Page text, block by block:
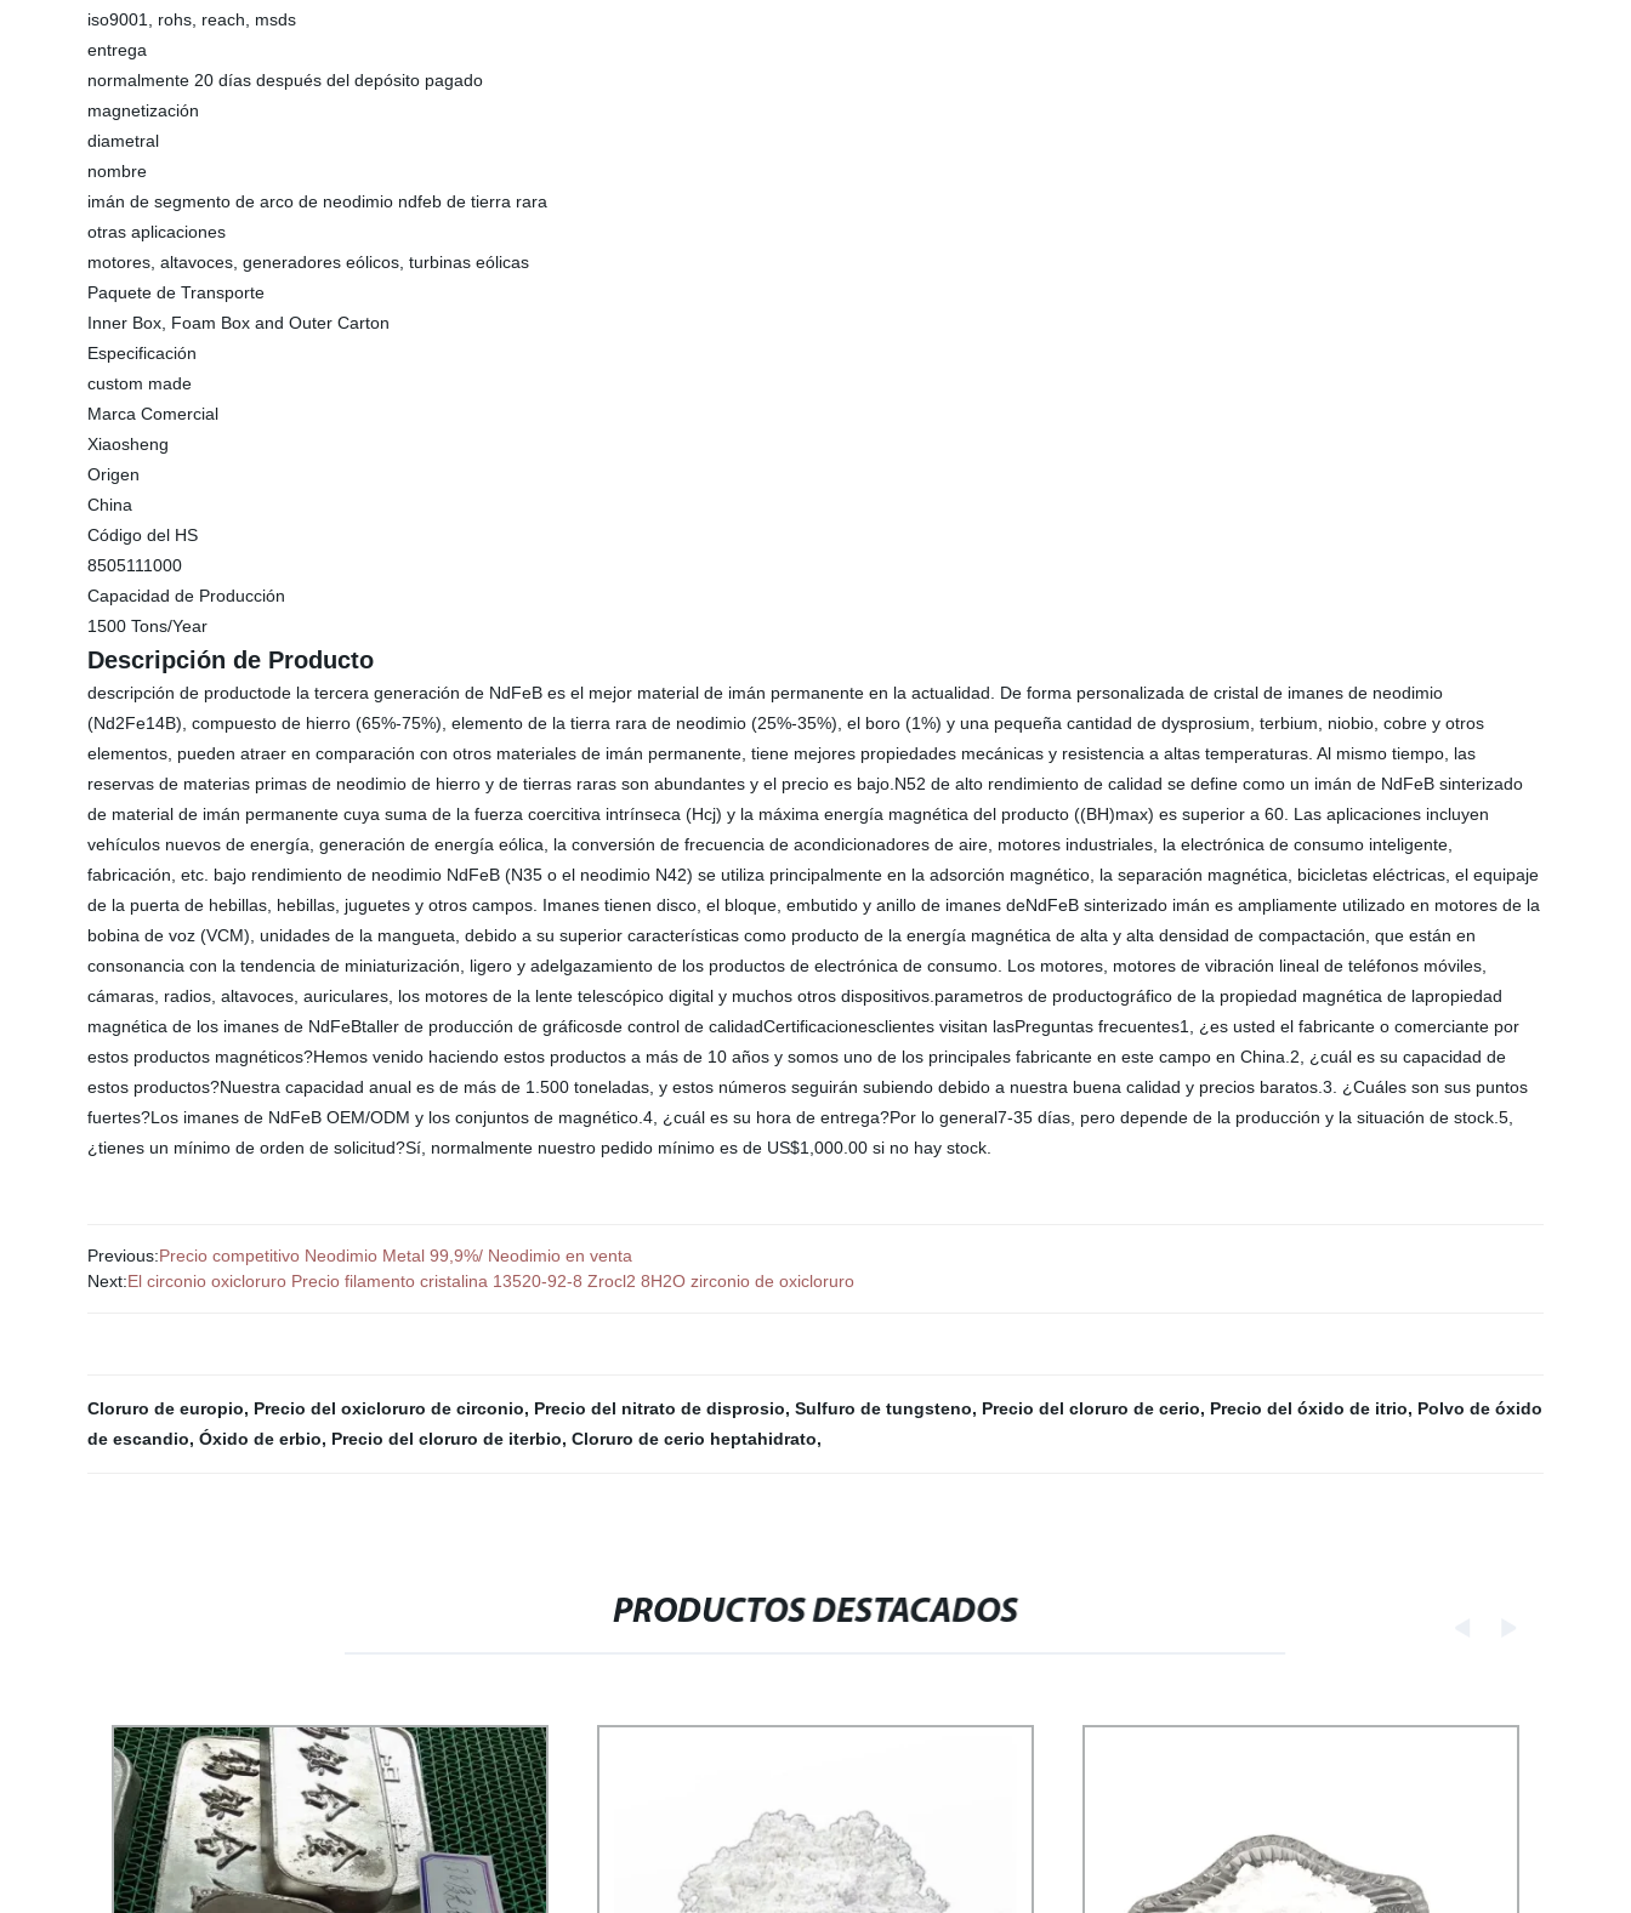
iso9001, rohs, reach, msds
entrega
normalmente 20 días después del depósito pagado
magnetización
diametral
nombre
imán de segmento de arco de neodimio ndfeb de tierra rara
otras aplicaciones
motores, altavoces, generadores eólicos, turbinas eólicas
Paquete de Transporte
Inner Box, Foam Box and Outer Carton
Especificación
custom made
Marca Comercial
Xiaosheng
Origen
China
Código del HS
8505111000
Capacidad de Producción
1500 Tons/Year
Descripción de Producto
descripción de productode la tercera generación de NdFeB es el mejor material de imán permanente en la actualidad. De forma personalizada de cristal de imanes de neodimio
(Nd2Fe14B), compuesto de hierro (65%-75%), elemento de la tierra rara de neodimio (25%-35%), el boro (1%) y una pequeña cantidad de dysprosium, terbium, niobio, cobre y otros
elementos, pueden atraer en comparación con otros materiales de imán permanente, tiene mejores propiedades mecánicas y resistencia a altas temperaturas. Al mismo tiempo, las
reservas de materias primas de neodimio de hierro y de tierras raras son abundantes y el precio es bajo.N52 de alto rendimiento de calidad se define como un imán de NdFeB sinterizado
de material de imán permanente cuya suma de la fuerza coercitiva intrínseca (Hcj) y la máxima energía magnética del producto ((BH)max) es superior a 60. Las aplicaciones incluyen
vehículos nuevos de energía, generación de energía eólica, la conversión de frecuencia de acondicionadores de aire, motores industriales, la electrónica de consumo inteligente,
fabricación, etc. bajo rendimiento de neodimio NdFeB (N35 o el neodimio N42) se utiliza principalmente en la adsorción magnético, la separación magnética, bicicletas eléctricas, el equipaje
de la puerta de hebillas, hebillas, juguetes y otros campos. Imanes tienen disco, el bloque, embutido y anillo de imanes deNdFeB sinterizado imán es ampliamente utilizado en motores de la
bobina de voz (VCM), unidades de la mangueta, debido a su superior características como producto de la energía magnética de alta y alta densidad de compactación, que están en
consonancia con la tendencia de miniaturización, ligero y adelgazamiento de los productos de electrónica de consumo. Los motores, motores de vibración lineal de teléfonos móviles,
cámaras, radios, altavoces, auriculares, los motores de la lente telescópico digital y muchos otros dispositivos.parametros de productográfico de la propiedad magnética de lapropiedad
magnética de los imanes de NdFeBtaller de producción de gráficosde control de calidadCertificacionesclientes visitan lasPreguntas frecuentes1, ¿es usted el fabricante o comerciante por
estos productos magnéticos?Hemos venido haciendo estos productos a más de 10 años y somos uno de los principales fabricante en este campo en China.2, ¿cuál es su capacidad de
estos productos?Nuestra capacidad anual es de más de 1.500 toneladas, y estos números seguirán subiendo debido a nuestra buena calidad y precios baratos.3. ¿Cuáles son sus puntos
fuertes?Los imanes de NdFeB OEM/ODM y los conjuntos de magnético.4, ¿cuál es su hora de entrega?Por lo general7-35 días, pero depende de la producción y la situación de stock.5,
¿tienes un mínimo de orden de solicitud?Sí, normalmente nuestro pedido mínimo es de US$1,000.00 si no hay stock.
Previous:Precio competitivo Neodimio Metal 99,9%/ Neodimio en venta
Next:El circonio oxicloruro Precio filamento cristalina 13520-92-8 Zrocl2 8H2O zirconio de oxicloruro
Cloruro de europio, Precio del oxicloruro de circonio, Precio del nitrato de disprosio, Sulfuro de tungsteno, Precio del cloruro de cerio, Precio del óxido de itrio, Polvo de óxido
de escandio, Óxido de erbio, Precio del cloruro de iterbio, Cloruro de cerio heptahidrato,
PRODUCTOS DESTACADOS